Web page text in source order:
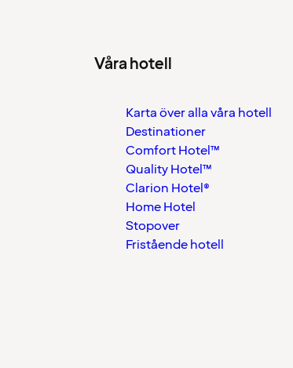
Våra hotell
Karta över alla våra hotell
Destinationer
Comfort Hotel™
Quality Hotel™
Clarion Hotel®
Home Hotel
Stopover
Fristående hotell